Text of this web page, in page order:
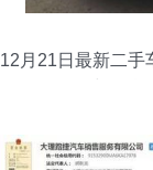
12月21日最新二手